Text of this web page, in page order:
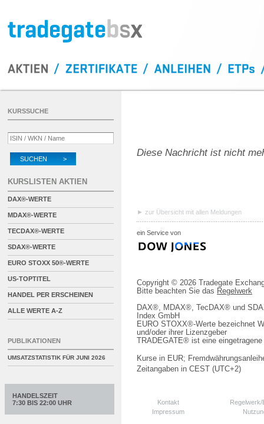
Diese Nachricht ist nicht
zur Übersicht mit allen Meldungen
ein Service von
Copyright © 2026 Tradegate
Bitte beachten Sie das Regelwerk
DAX®, MDAX®, TecDAX® und
Index GmbH
EURO STOXX®-Werte bezeichnet
und/oder ihrer Lizenzgeber
TRADEGATE® ist eine
Kurse in EUR;
Zeitangaben in CEST (UTC+2)
Kontakt
Impressum
KURSSUCHE
SUCHEN >
KURSLISTEN AKTIEN
DAX®-WERTE
MDAX®-WERTE
TECDAX®-WERTE
SDAX®-WERTE
EURO STOXX 50®-WERTE
US-TOPTITEL
HANDEL PER ERSCHEINEN
ALLE WERTE A-Z
PUBLIKATIONEN
UMSATZSTATISTIK FÜR JUNI 2026
HANDELSZEIT
7:30 BIS 22:00 UHR